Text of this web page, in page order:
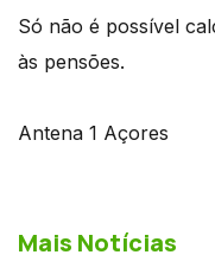
Só não é possível
às pensões.
Antena 1 Açores
Mais Notícias